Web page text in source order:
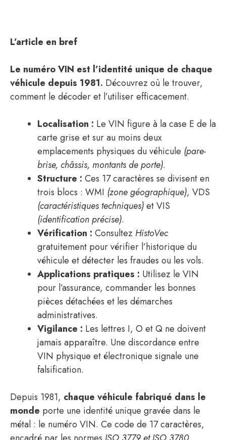
L’article en bref
Le numéro VIN est l’identité unique de chaque
véhicule depuis 1981. Découvrez où le trouver,
comment le décoder et l’utiliser efficacement.
Localisation : Le VIN figure à la case E de la
carte grise et sur au moins deux
emplacements physiques du véhicule (pare-
brise, châssis, montants de porte).
Structure : Ces 17 caractères se divisent en
trois blocs : WMI (zone géographique), VDS
(caractéristiques techniques)et VIS
(identification précise).
Vérification : Consultez HistoVec
gratuitement pour vérifier l’historique du
véhicule et détecter les fraudes ou les vols.
Applications pratiques : Utilisez le VIN
pour l’assurance, commander les bonnes
pièces détachées et les démarches
administratives.
Vigilance : Les lettres I, O et Q ne doivent
jamais apparaître. Une discordance entre
VIN physique et électronique signale une
falsification.
Depuis 1981, chaque véhicule fabriqué dans le
monde porte une identité unique gravée dans le
métal : le numéro VIN. Ce code de 17 caractères,